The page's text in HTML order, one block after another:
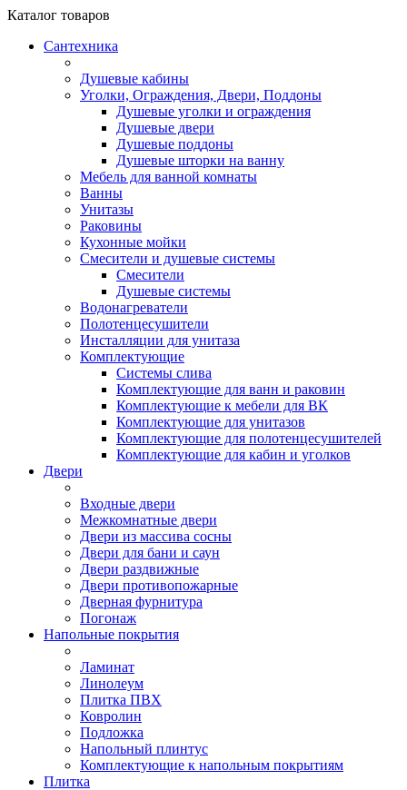
Каталог товаров
Сантехника
Душевые кабины
Уголки, Ограждения, Двери, Поддоны
Душевые уголки и ограждения
Душевые двери
Душевые поддоны
Душевые шторки на ванну
Мебель для ванной комнаты
Ванны
Унитазы
Раковины
Кухонные мойки
Смесители и душевые системы
Смесители
Душевые системы
Водонагреватели
Полотенцесушители
Инсталляции для унитаза
Комплектующие
Системы слива
Комплектующие для ванн и раковин
Комплектующие к мебели для ВК
Комплектующие для унитазов
Комплектующие для полотенцесушителей
Комплектующие для кабин и уголков
Двери
Входные двери
Межкомнатные двери
Двери из массива сосны
Двери для бани и саун
Двери раздвижные
Двери противопожарные
Дверная фурнитура
Погонаж
Напольные покрытия
Ламинат
Линолеум
Плитка ПВХ
Ковролин
Подложка
Напольный плинтус
Комплектующие к напольным покрытиям
Плитка